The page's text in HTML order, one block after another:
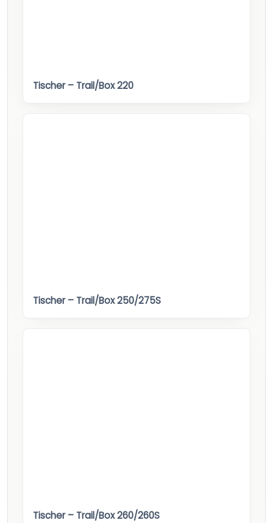
Tischer – Trail/Box 220
Tischer – Trail/Box 250/275S
Tischer – Trail/Box 260/260S